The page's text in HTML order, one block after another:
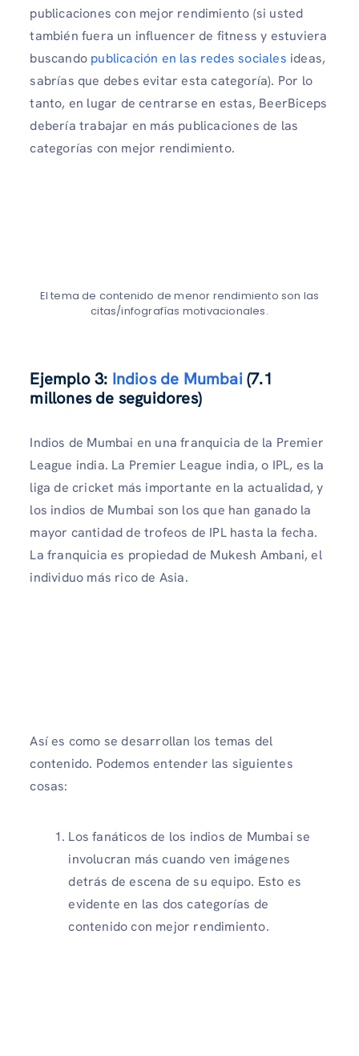
publicaciones con mejor rendimiento (si usted
también fuera un influencer de fitness y estuviera
buscando publicación en las redes sociales ideas,
sabrías que debes evitar esta categoría). Por lo
tanto, en lugar de centrarse en estas, BeerBiceps
debería trabajar en más publicaciones de las
categorías con mejor rendimiento.
El tema de contenido de menor rendimiento son las
citas/infografías motivacionales.
Ejemplo 3: Indios de Mumbai (7.1
millones de seguidores)
Indios de Mumbai en una franquicia de la Premier
League india. La Premier League india, o IPL, es la
liga de cricket más importante en la actualidad, y
los indios de Mumbai son los que han ganado la
mayor cantidad de trofeos de IPL hasta la fecha.
La franquicia es propiedad de Mukesh Ambani, el
individuo más rico de Asia.
Así es como se desarrollan los temas del
contenido. Podemos entender las siguientes
cosas:
Los fanáticos de los indios de Mumbai se
involucran más cuando ven imágenes
detrás de escena de su equipo. Esto es
evidente en las dos categorías de
contenido con mejor rendimiento.